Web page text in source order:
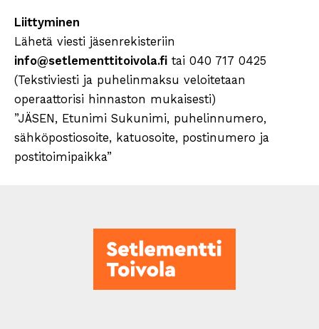
Liittyminen
Lähetä viesti jäsenrekisteriin
info@setlementtitoivola.fi tai 040 717 0425
(Tekstiviesti ja puhelinmaksu veloitetaan
operaattorisi hinnaston mukaisesti)
”JÄSEN, Etunimi Sukunimi, puhelinnumero,
sähköpostiosoite, katuosoite, postinumero ja
postitoimipaikka”